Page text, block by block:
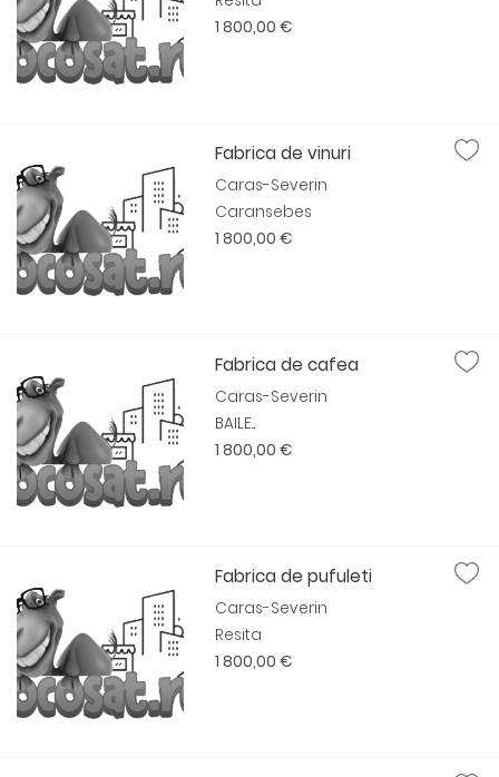
1 800,00 €
Fabrica de vinuri
Caras-Severin
Caransebes
1 800,00 €
Fabrica de cafea
Caras-Severin
BAILE...
1 800,00 €
Fabrica de pufuleti
Caras-Severin
Resita
1 800,00 €